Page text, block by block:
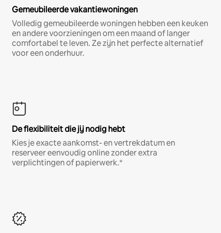
Gemeubileerde vakantiewoningen
Volledig gemeubileerde woningen hebben een keuken
en andere voorzieningen om een maand of langer
comfortabel te leven. Ze zijn het perfecte alternatief
voor een onderhuur.
De flexibiliteit die jij nodig hebt
Kies je exacte aankomst- en vertrekdatum en
reserveer eenvoudig online zonder extra
verplichtingen of papierwerk.*